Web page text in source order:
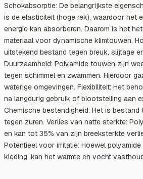
Schokabsorptie: De belangrijkste
is de elasticiteit (hoge rek), waardoor het
energie kan absorberen. Daarom is het
materiaal voor dynamische klimtouwen.
uitstekend bestand tegen breuk, slijtage
Duurzaamheid: Polyamide touwen zijn
tegen schimmel en zwammen. Hierdoor
waterige omgevingen. Flexibiliteit: Het
na langdurig gebruik of blootstelling aan
Chemische bestendigheid: Het is bestand
tegen zuren. Verlies van natte sterkte:
en kan tot 35% van zijn breeksterkte
Potentieel voor irritatie: Hoewel
kleding, kan het warmte en vocht